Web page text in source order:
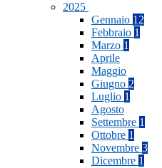
2025
Gennaio 12
Febbraio 1
Marzo 1
Aprile
Maggio
Giugno 2
Luglio 1
Agosto
Settembre 1
Ottobre 1
Novembre 3
Dicembre 1